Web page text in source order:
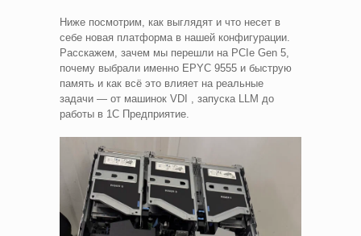
Ниже посмотрим, как выглядят и что несет в
себе новая платформа в нашей конфигурации.
Расскажем, зачем мы перешли на PCIe Gen 5,
почему выбрали именно EPYC 9555 и быструю
память и как всё это влияет на реальные
задачи — от машинок VDI , запуска LLM до
работы в 1С Предприятие.